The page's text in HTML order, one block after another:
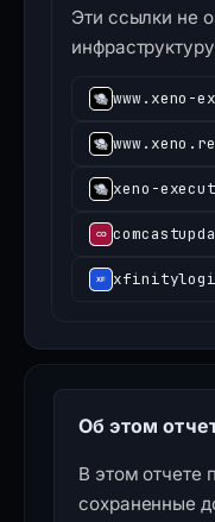
Эти ссылки не
xeno-
Об этом
В этом отчете
сохраненные